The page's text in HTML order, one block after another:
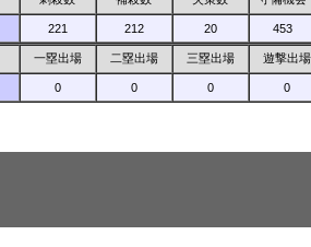
221 212 20 453
一塁出場 二塁出場 三塁出場 遊撃出場
0 0 0 0